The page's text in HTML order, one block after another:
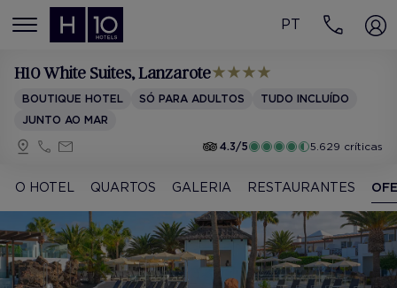
MENÚ
PT
H10 White Suites, Lanzarote
BOUTIQUE HOTEL SÓ PARA ADULTOS
TUDO INCLUÍDO
JUNTO AO MAR
4.3/5
5.629 críticas
O HOTEL QUARTOS GALERIA RESTAURANTES